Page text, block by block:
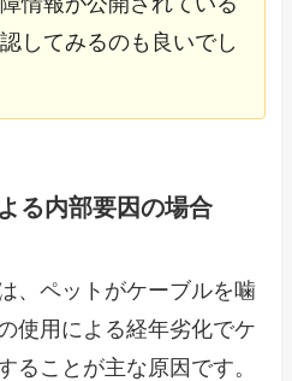
してみるのも良いでし
る内部要因の場合
、ペットがケーブルを噛
使用による経年劣化でケ
ることが主な原因です。